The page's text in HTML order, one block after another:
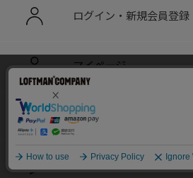
ログイン・新規会員登録
マイページ
ショッピングガイド
当サイトでは利用体験の向上およびコン
ラフィックの分析を目的としてCookieを
サイトの閲覧を継続された場合、Cookie
のといたします。
詳細については
承諾する